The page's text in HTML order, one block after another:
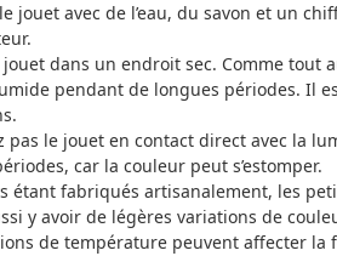
jouet avec de l’eau, du savon et un
jouet dans un endroit sec. Comme tout
pendant de longues périodes. Il
pas le jouet en contact direct avec la
car la couleur peut s’estomper.
étant fabriqués artisanalement, les
y avoir de légères variations de
de température peuvent affecter